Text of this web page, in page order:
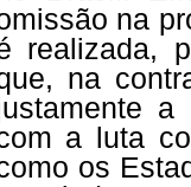
na
realizada,
na
a luta
os